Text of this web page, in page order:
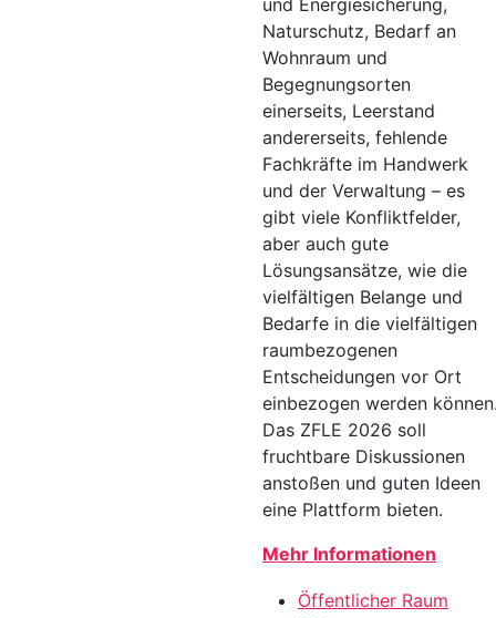
Naturschutz, Bedarf an
Wohnraum und
Begegnungsorten
einerseits, Leerstand
andererseits, fehlende
Fachkräfte im Handwerk
und der Verwaltung – es
gibt viele Konfliktfelder,
aber auch gute
Lösungsansätze, wie die
vielfältigen Belange und
Bedarfe in die vielfältigen
raumbezogenen
Entscheidungen vor Ort
einbezogen werden
Das ZFLE 2026 soll
fruchtbare Diskussionen
anstoßen und guten Ideen
eine Plattform bieten.
Mehr Informationen
Öffentlicher Raum